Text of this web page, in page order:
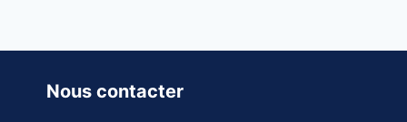
Nous contacter